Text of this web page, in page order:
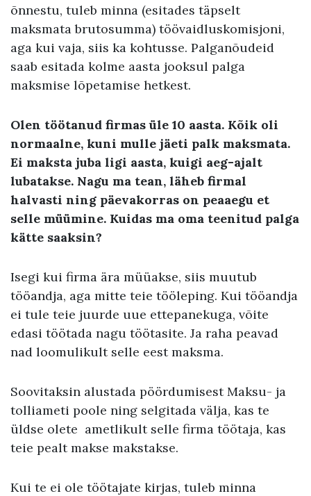
õnnestu, tuleb minna (esitades täpselt
maksmata brutosumma) töövaidluskomisjoni,
aga kui vaja, siis ka kohtusse. Palganõudeid
saab esitada kolme aasta jooksul palga
maksmise lõpetamise hetkest.
Olen töötanud firmas üle 10 aasta. Kõik oli
normaalne, kuni mulle jäeti palk maksmata.
Ei maksta juba ligi aasta, kuigi aeg-ajalt
lubatakse. Nagu ma tean, läheb firmal
halvasti ning päevakorras on peaaegu et
selle müümine. Kuidas ma oma teenitud palga
kätte saaksin?
Isegi kui firma ära müüakse, siis muutub
tööandja, aga mitte teie tööleping. Kui tööandja
ei tule teie juurde uue ettepanekuga, võite
edasi töötada nagu töötasite. Ja raha peavad
nad loomulikult selle eest maksma.
Soovitaksin alustada pöördumisest Maksu- ja
tolliameti poole ning selgitada välja, kas te
üldse olete ametlikult selle firma töötaja, kas
teie pealt makse makstakse.
Kui te ei ole töötajate kirjas, tuleb minna